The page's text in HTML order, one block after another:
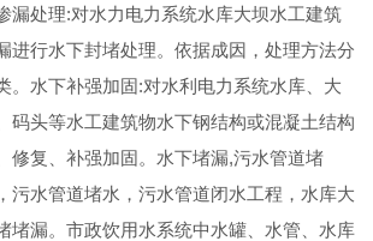
漏处理:对水力电力系统水库大坝水工建筑
进行水下封堵处理。依据成因，处理方法分
。水下补强加固:对水利电力系统水库、大
码头等水工建筑物水下钢结构或混凝土结构
修复、补强加固。水下堵漏,污水管道堵
污水管道堵水，污水管道闭水工程，水库大
堵漏。市政饮用水系统中水罐、水管、水库